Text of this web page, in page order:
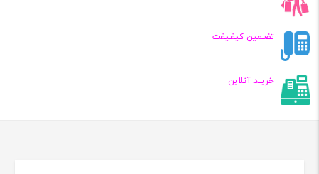
تضـمین کیفـیفت
خریــد آنلاین